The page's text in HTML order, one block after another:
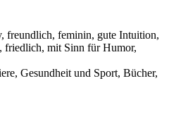
freundlich, feminin, gute Intuition,
friedlich, mit Sinn für Humor,
Gesundheit und Sport, Bücher,